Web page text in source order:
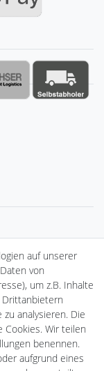
auf unserer
von
um z.B. Inhalte
Drittanbietern
analysieren. Die
Wir teilen
benennen.
aufgrund eines